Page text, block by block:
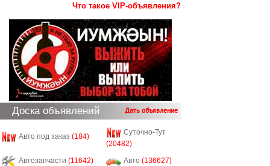
Что такое VIP-объявления?
Доска объявлений Дать объявление
Авто под заказ (184)
Суточно-Тут
(20482)
Автозапчасти (11642) Авто (136627)